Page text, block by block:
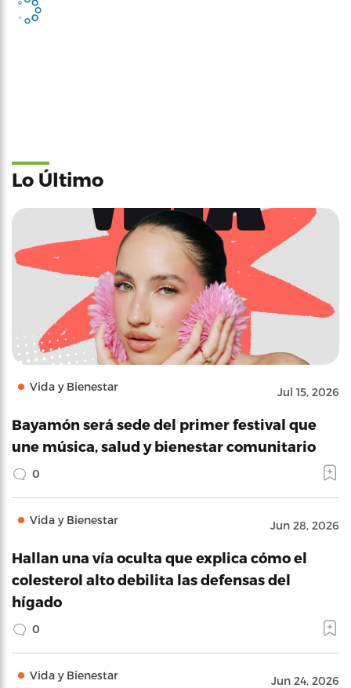
Lo Último
Vida y Bienestar Jul 15, 2026
Bayamón será sede del primer festival que
une música, salud y bienestar comunitario
0
Vida y Bienestar Jun 28, 2026
Hallan una vía oculta que explica cómo el
colesterol alto debilita las defensas del
hígado
0
Vida y Bienestar Jun 24, 2026